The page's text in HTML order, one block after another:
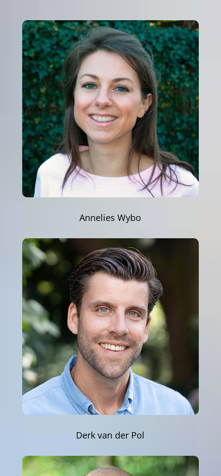
Annelies Wybo
Derk van der Pol